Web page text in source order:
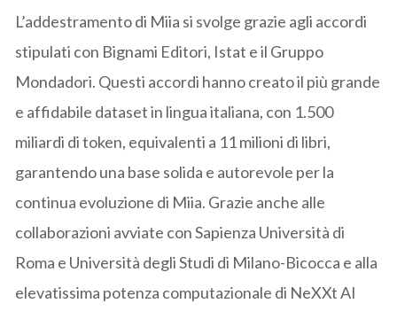
L’addestramento di Miia si svolge grazie agli accordi
stipulati con Bignami Editori, Istat e il Gruppo
Mondadori. Questi accordi hanno creato il più grande
e affidabile dataset in lingua italiana, con 1.500
miliardi di token, equivalenti a 11 milioni di libri,
garantendo una base solida e autorevole per la
continua evoluzione di Miia. Grazie anche alle
collaborazioni avviate con Sapienza Università di
Roma e Università degli Studi di Milano-Bicocca e alla
elevatissima potenza computazionale di NeXXt AI